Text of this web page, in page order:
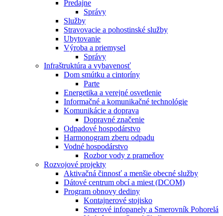
Predajne
Správy
Služby
Stravovacie a pohostinské služby
Ubytovanie
Výroba a priemysel
Správy
Infraštruktúra a vybavenosť
Dom smútku a cintoríny
Parte
Energetika a verejné osvetlenie
Informačné a komunikačné technológie
Komunikácie a doprava
Dopravné značenie
Odpadové hospodárstvo
Harmonogram zberu odpadu
Vodné hospodárstvo
Rozbor vody z prameňov
Rozvojové projekty
Aktivačná činnosť a menšie obecné služby
Dátové centrum obcí a miest (DCOM)
Program obnovy dediny
Kontajnerové stojisko
Smerové infopanely a Smerovník Pohorelá